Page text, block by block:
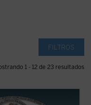
FILTROS
1 - 12 de 23 resultados
en la Palabra
única para devolver la